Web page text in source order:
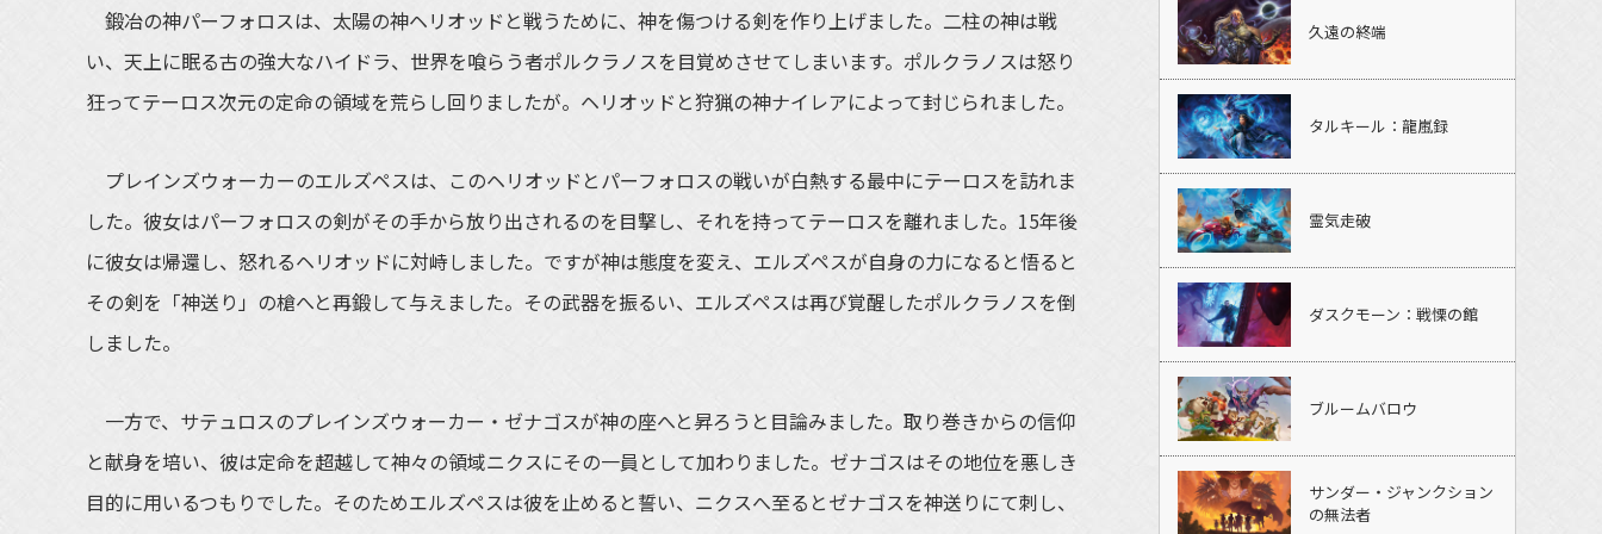
鍛冶の神パーフォロスは、太陽の神ヘリオッドと戦うために、神を傷つける剣を作り上げました。二柱の神は戦
い、天上に眠る古の強大なハイドラ、世界を喰らう者ポルクラノスを目覚めさせてしまいます。ポルクラノスは怒り
狂ってテーロス次元の定命の領域を荒らし回りましたが。ヘリオッドと狩猟の神ナイレアによって封じられました。
プレインズウォーカーのエルズペスは、このヘリオッドとパーフォロスの戦いが白熱する最中にテーロスを訪れま
した。彼女はパーフォロスの剣がその手から放り出されるのを目撃し、それを持ってテーロスを離れました。15年後
に彼女は帰還し、怒れるヘリオッドに対峙しました。ですが神は態度を変え、エルズペスが自身の力になると悟ると
その剣を「神送り」の槍へと再鍛して与えました。その武器を振るい、エルズペスは再び覚醒したポルクラノスを倒
しました。
一方で、サテュロスのプレインズウォーカー・ゼナゴスが神の座へと昇ろうと目論みました。取り巻きからの信仰
と献身を培い、彼は定命を超越して神々の領域ニクスにその一員として加わりました。ゼナゴスはその地位を悪しき
目的に用いるつもりでした。そのためエルズペスは彼を止めると誓い、ニクスへ至るとゼナゴスを神送りにて刺し、
久遠の終端
タルキール：龍嵐録
霊気走破
ダスクモーン：戦慄の館
ブルームバロウ
サンダー・ジャンクション
の無法者